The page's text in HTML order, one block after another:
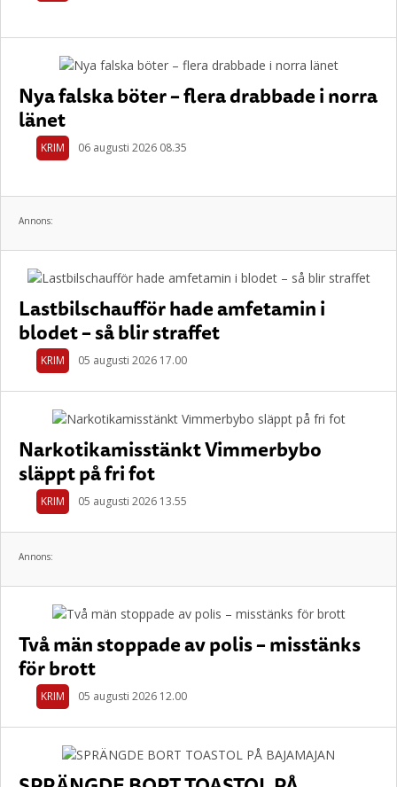
Nya falska böter – flera drabbade i norra
länet
KRIM 06 augusti 2026 08.35
Annons:
Lastbilschaufför hade amfetamin i
blodet – så blir straffet
KRIM 05 augusti 2026 17.00
Narkotikamisstänkt Vimmerbybo
släppt på fri fot
KRIM 05 augusti 2026 13.55
Annons:
Två män stoppade av polis – misstänks
för brott
KRIM 05 augusti 2026 12.00